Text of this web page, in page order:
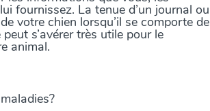
fournissez. La tenue d’un journal ou
votre chien lorsqu’il se comporte de
s’avérer très utile pour le
animal.